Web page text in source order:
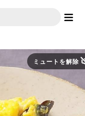
ミュートを解除